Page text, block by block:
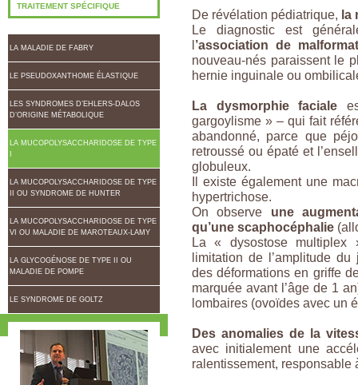
TRAITEMENT SPÉCIFIQUE
LA MALADIE DE FABRY
LE PSEUDOXANTHOME ÉLASTIQUE
LES SYNDROMES D’EHLERS-DALOS
D’ORIGINE MÉTABOLIQUE
LA MUCOPOLYSACCHARIDOSE DE TYPE
LA MUCOPOLYSACCHARIDOSE DE TYPE
II OU SYNDROME DE HUNTER
LA MUCOPOLYSACCHARIDOSE DE TYPE
VI OU MALADIE DE MAROTEAUX-LAMY
LA GLYCOGÉNOSE DE TYPE II OU
MALADIE DE POMPE
LE SYNDROME DE GOLTZ
De révélation pédiatrique, la
Le diagnostic est
l’association de
nouveau-nés paraissent le
hernie inguinale ou
La dysmorphie faciale
gargoylisme » – qui fait
abandonné, parce que
retroussé ou épaté et
globuleux.
Il existe également une
hypertrichose.
On observe une
qu’une scaphocéphalie
La « dysostose multiplex
limitation de l’amplitude
des déformations en griffe
marquée avant l’âge de 1
lombaires (ovoïdes avec un
Des anomalies de la
avec initialement une
ralentissement, responsable